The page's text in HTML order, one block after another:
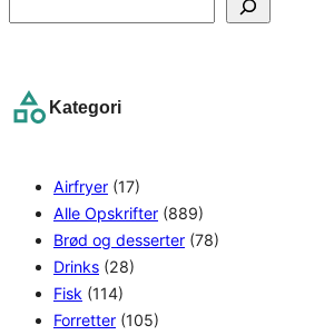
e
c
Kategori
Airfryer (17)
Alle Opskrifter (889)
Brød og desserter (78)
Drinks (28)
Fisk (114)
Forretter (105)